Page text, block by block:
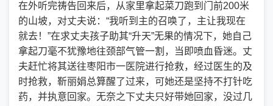
在外听完祷告回来后，从家里拿起菜刀跑到门前200米
的山坡，对丈夫说：“我听到主的召唤了，主让我现在
就去！”在求丈夫孩子助其“升天”无果的情况下，她自己
拿起刀毫不犹豫地往颈部气管一割，当即喷血昏迷。丈
夫赶忙将其送往枣阳市一医院进行抢救，经过医生的及
时抢救，靳丽娟总算醒了过来，可她还是坚持不打针吃
药，并执意回家。无奈之下丈夫只好带她回家，没过几